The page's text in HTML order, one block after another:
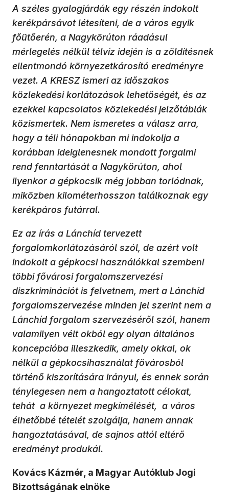
A széles gyalogjárdák egy részén indokolt
kerékpársávot létesíteni, de a város egyik
főütőerén, a Nagykörúton ráadásul
mérlegelés nélkül télvíz idején is a zöldítésnek
ellentmondó környezetkárosító eredményre
vezet. A KRESZ ismeri az időszakos
közlekedési korlátozások lehetőségét, és az
ezekkel kapcsolatos közlekedési jelzőtáblák
közismertek. Nem ismeretes a válasz arra,
hogy a téli hónapokban mi indokolja a
korábban ideiglenesnek mondott forgalmi
rend fenntartását a Nagykörúton, ahol
ilyenkor a gépkocsik még jobban torlódnak,
miközben kilométerhosszon találkoznak egy
kerékpáros futárral.
Ez az írás a Lánchíd tervezett
forgalomkorlátozásáról szól, de azért volt
indokolt a gépkocsi használókkal szembeni
többi fővárosi forgalomszervezési
diszkriminációt is felvetnem, mert a Lánchíd
forgalomszervezése minden jel szerint nem a
Lánchíd forgalom szervezéséről szól, hanem
valamilyen vélt okból egy olyan általános
koncepcióba illeszkedik, amely okkal, ok
nélkül a gépkocsihasználat fővárosból
történő kiszorítására irányul, és ennek során
ténylegesen nem a hangoztatott célokat,
tehát a környezet megkímélését, a város
élhetőbbé tételét szolgálja, hanem annak
hangoztatásával, de sajnos attól eltérő
eredményt produkál.
Kovács Kázmér, a Magyar Autóklub Jogi
Bizottságának elnöke